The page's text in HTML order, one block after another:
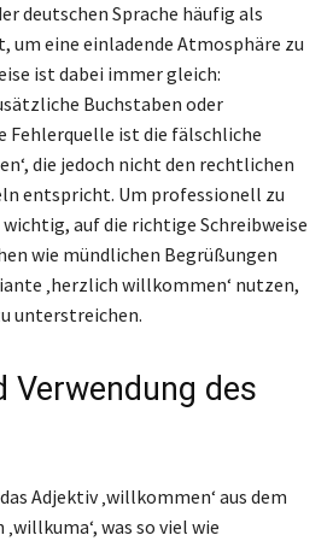
deutschen Sprache häufig als
um eine einladende Atmosphäre zu
ist dabei immer gleich:
Buchstaben oder
Fehlerquelle ist die fälschliche
die jedoch nicht den rechtlichen
entspricht. Um professionell zu
auf die richtige Schreibweise
wie mündlichen Begrüßungen
‚herzlich willkommen‘ nutzen,
unterstreichen.
Verwendung des
Adjektiv ‚willkommen‘ aus dem
was so viel wie